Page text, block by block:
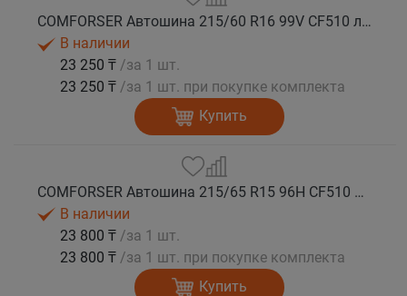
COMFORSER Автошина 215/60 R16 99V CF510 лето
В наличии
23 250 ₸ /за 1 шт.
23 250 ₸ /за 1 шт. при покупке комплекта
Купить
COMFORSER Автошина 215/65 R15 96H CF510 лето
В наличии
23 800 ₸ /за 1 шт.
23 800 ₸ /за 1 шт. при покупке комплекта
Купить